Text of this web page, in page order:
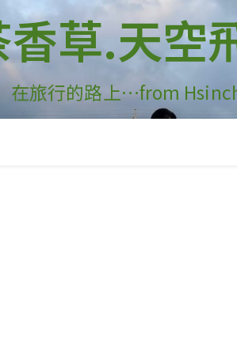
草.天空
在旅行的路上…from